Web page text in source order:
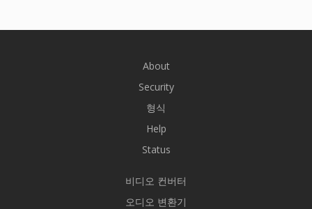
About
Security
형식
Help
Status
비디오 컨버터
오디오 변환기